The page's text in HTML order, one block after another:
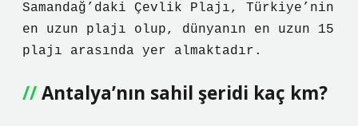
Samandağ’daki Çevlik Plajı, Türkiye’nin
en uzun plajı olup, dünyanın en uzun 15
plajı arasında yer almaktadır.
Antalya’nın sahil şeridi kaç km?